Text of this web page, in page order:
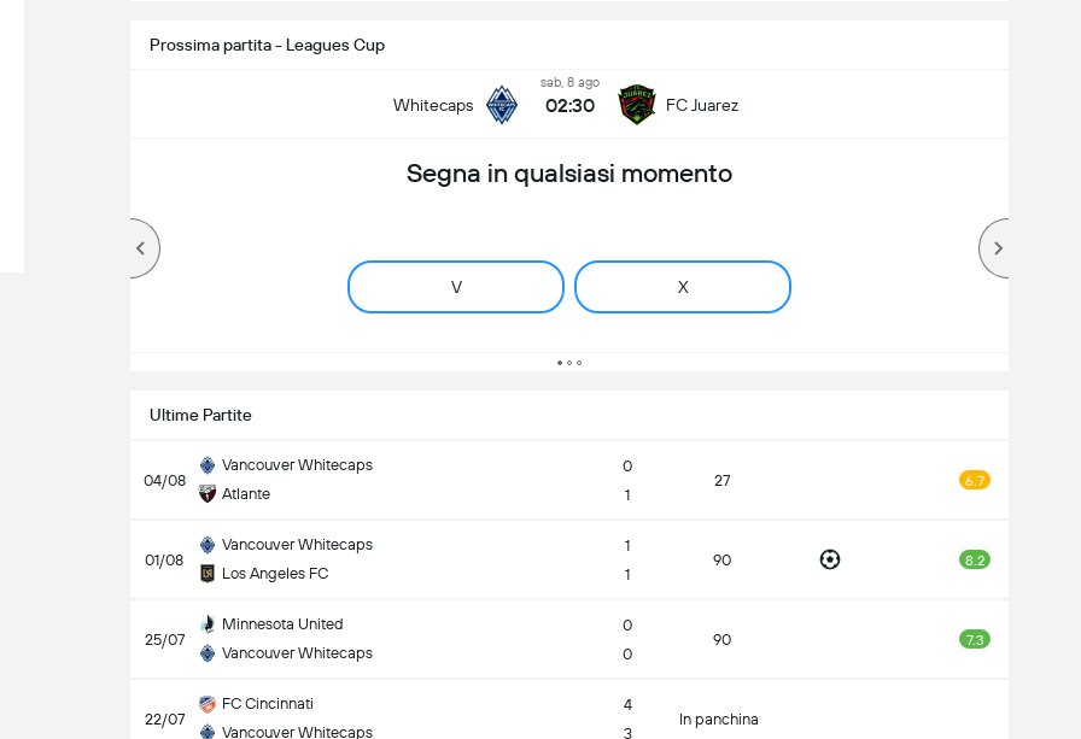
Prossima partita - Leagues Cup
Whitecaps
sab, 8 ago
02:30 FC Juarez
Segna in qualsiasi momento
V X
Ultime Partite
04/08
Vancouver Whitecaps
Atlante
0
1
27 6.7
01/08
Vancouver Whitecaps
Los Angeles FC
1
1
90 8.2
25/07
Minnesota United
Vancouver Whitecaps
0
0
90 7.3
22/07
FC Cincinnati
Vancouver Whitecaps
4
3
In panchina